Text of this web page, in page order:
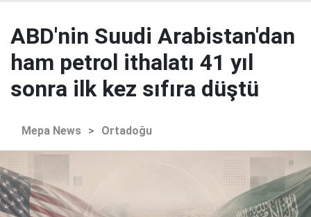
ABD'nin Suudi Arabistan'dan
ham petrol ithalatı 41 yıl
sonra ilk kez sıfıra düştü
Mepa News > Ortadoğu